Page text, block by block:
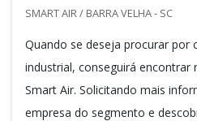
SMART AIR / BARRA VELHA - SC
Quando se deseja procurar por
industrial, conseguirá encontrar
Smart Air. Solicitando mais
empresa do segmento e